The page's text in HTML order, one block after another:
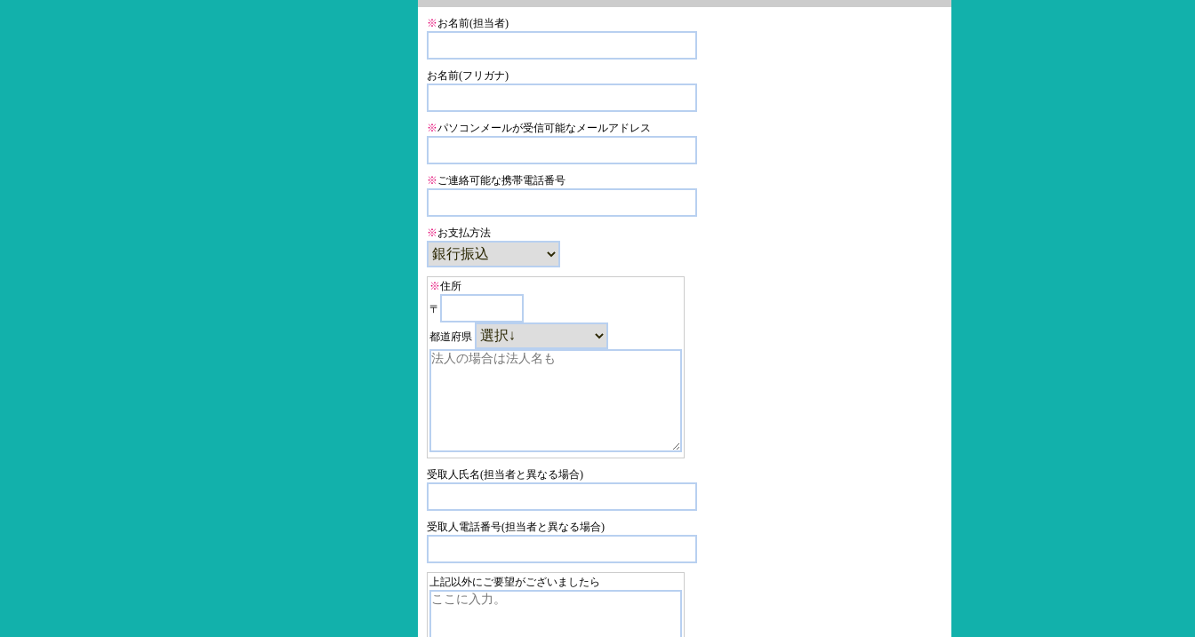
※お名前(担当者)
お名前(フリガナ)
※パソコンメールが受信可能なメールアドレス
※ご連絡可能な携帯電話番号
※お支払方法
※住所
〒
都道府県
受取人氏名(担当者と異なる場合)
受取人電話番号(担当者と異なる場合)
上記以外にご要望がございましたら